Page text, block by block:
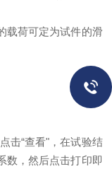
载荷可定为试件的滑
击“查看"，在试验结
数，然后点击打印即